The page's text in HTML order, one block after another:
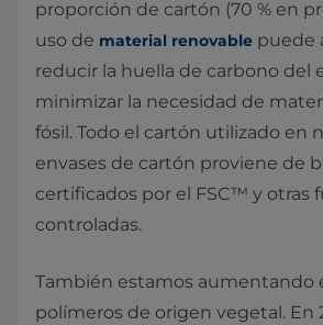
proporción de cartón (70 % en
uso de material renovable puede
reducir la huella de carbono del
minimizar la necesidad de
fósil. Todo el cartón utilizado en
envases de cartón proviene de
certificados por el FSC™ y otras
controladas.
También estamos aumentando
polímeros de origen vegetal. En